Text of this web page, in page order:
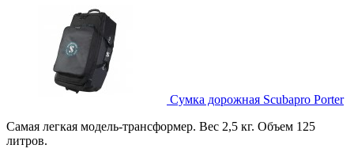
Сумка дорожная Scubapro Porter
Самая легкая модель-трансформер. Вес 2,5 кг. Объем 125
литров.